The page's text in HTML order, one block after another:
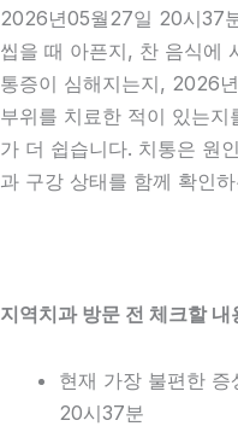
2026년05월27일 20시37
씹을 때 아픈지, 찬 음식에
통증이 심해지는지, 2026
부위를 치료한 적이 있는
가 더 쉽습니다. 치통은 원
과 구강 상태를 함께 확인
지역치과 방문 전 체크할
현재 가장 불편한
20시37분